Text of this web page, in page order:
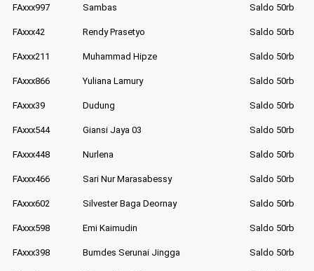
FAxxx997 Sambas Saldo 50rb
FAxxx42 Rendy Prasetyo Saldo 50rb
FAxxx211 Muhammad Hipze Saldo 50rb
FAxxx866 Yuliana Lamury Saldo 50rb
FAxxx39 Dudung Saldo 50rb
FAxxx544 Giansi Jaya 03 Saldo 50rb
FAxxx448 Nurlena Saldo 50rb
FAxxx466 Sari Nur Marasabessy Saldo 50rb
FAxxx602 Silvester Baga Deornay Saldo 50rb
FAxxx598 Emi Kaimudin Saldo 50rb
FAxxx398 Bumdes Serunai Jingga Saldo 50rb